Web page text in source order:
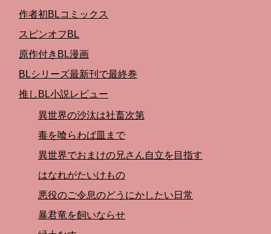
作者初BLコミックス
スピンオフBL
原作付きBL漫画
BLシリーズ最新刊で最終巻
推しBL小説レビュー
異世界の沙汰は社畜次第
毒を喰らわば皿まで
異世界でおまけの兄さん自立を目指す
はなれがたいけもの
悪役のご令息のどうにかしたい日常
暴君竜を飼いならせ